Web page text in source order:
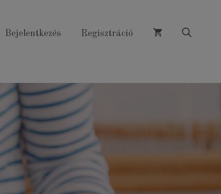
Bejelentkezés Regisztráció